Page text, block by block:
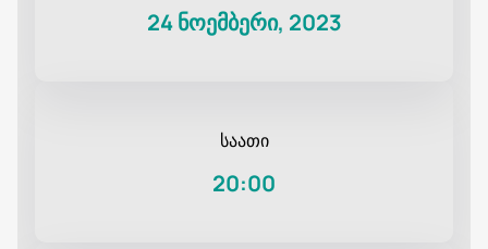
24 ნოემბერი, 2023
საათი
20:00